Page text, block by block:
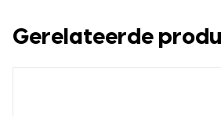
Gerelateerde